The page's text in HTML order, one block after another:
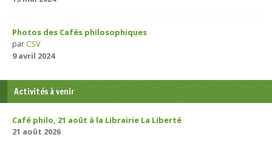
Photos des Cafés philosophiques
par CSV
9 avril 2024
Activités à venir
Café philo, 21 août à la Librairie La Liberté
21 août 2026